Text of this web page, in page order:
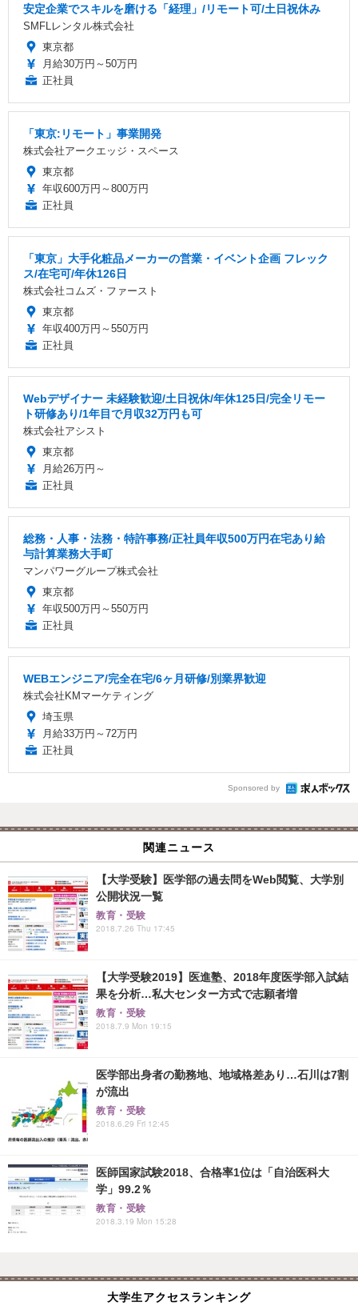
安定企業でスキルを磨ける「経理」/リモート可/土日祝休み
SMFLレンタル株式会社
東京都
月給30万円～50万円
正社員
「東京:リモート」事業開発
株式会社アークエッジ・スペース
東京都
年収600万円～800万円
正社員
「東京」大手化粧品メーカーの営業・イベント企画 フレック
ス/在宅可/年休126日
株式会社コムズ・ファースト
東京都
年収400万円～550万円
正社員
Webデザイナー 未経験歓迎/土日祝休/年休125日/完全リモー
ト研修あり/1年目で月収32万円も可
株式会社アシスト
東京都
月給26万円～
正社員
総務・人事・法務・特許事務/正社員年収500万円在宅あり給
与計算業務大手町
マンパワーグループ株式会社
東京都
年収500万円～550万円
正社員
WEBエンジニア/完全在宅/6ヶ月研修/別業界歓迎
株式会社KMマーケティング
埼玉県
月給33万円～72万円
正社員
Sponsored by
関連ニュース
【大学受験】医学部の過去問をWeb閲覧、大学別
公開状況一覧
教育・受験
2018.7.26 Thu 17:45
【大学受験2019】医進塾、2018年度医学部入試結
果を分析…私大センター方式で志願者増
教育・受験
2018.7.9 Mon 19:15
医学部出身者の勤務地、地域格差あり…石川は7割
が流出
教育・受験
2018.6.29 Fri 12:45
医師国家試験2018、合格率1位は「自治医科大
学」99.2％
教育・受験
2018.3.19 Mon 15:28
大学生アクセスランキング